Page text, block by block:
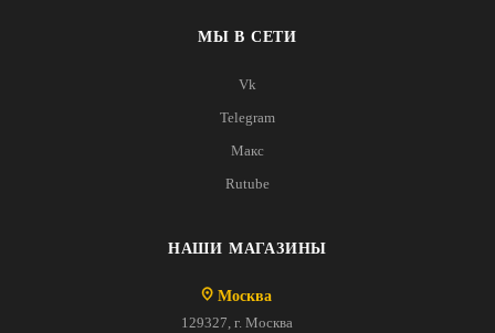
МЫ В СЕТИ
Vk
Telegram
Макс
Rutube
НАШИ МАГАЗИНЫ
Москва
129327, г. Москва